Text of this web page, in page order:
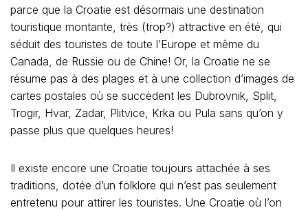
parce que la Croatie est désormais une destination
touristique montante, très (trop?) attractive en été, qui
séduit des touristes de toute l’Europe et même du
Canada, de Russie ou de Chine! Or, la Croatie ne se
résume pas à des plages et à une collection d’images de
cartes postales où se succèdent les Dubrovnik, Split,
Trogir, Hvar, Zadar, Plitvice, Krka ou Pula sans qu’on y
passe plus que quelques heures!
Il existe encore une Croatie toujours attachée à ses
traditions, dotée d’un folklore qui n’est pas seulement
entretenu pour attirer les touristes. Une Croatie où l’on